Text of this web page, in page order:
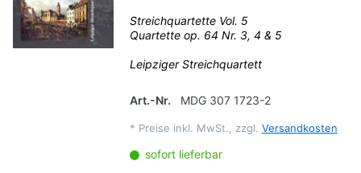
Streichquartette Vol. 5
Quartette op. 64 Nr. 3, 4 & 5
Leipziger Streichquartett
Art.-Nr. MDG 307 1723-2
* Preise inkl. MwSt., zzgl. Versandkosten
sofort lieferbar